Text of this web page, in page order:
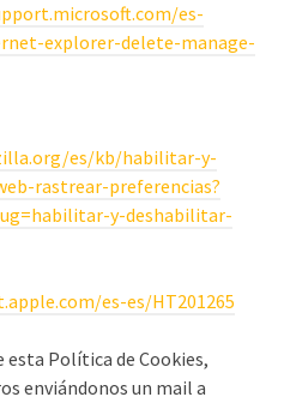
es-
explorer-delete-manage-
es/kb/habilitar-y-
rastrear-preferencias?
y-deshabilitar-
es-es/HT201265
esta Política de Cookies,
enviándonos un mail a